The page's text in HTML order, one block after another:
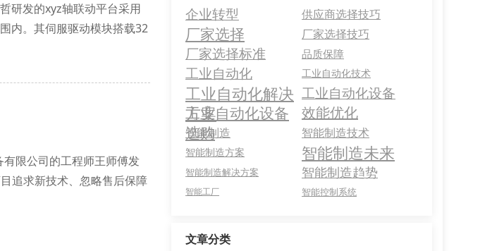
研发的xyz轴联动平台采用
内。其伺服驱动模块搭载32
限公司的工程师王师傅发
追求新技术、忽略售后保障
出厂前需经过28道检测工
企业转型 供应商选择技巧
厂家选择 厂家选择技巧
厂家选择标准 品质保障
工业自动化 工业自动化技术
工业自动化解决
方案
工业自动化设备
工业自动化设备
选购
效能优化
智能制造 智能制造技术
智能制造方案 智能制造未来
智能制造解决方案 智能制造趋势
智能工厂 智能控制系统
文章分类